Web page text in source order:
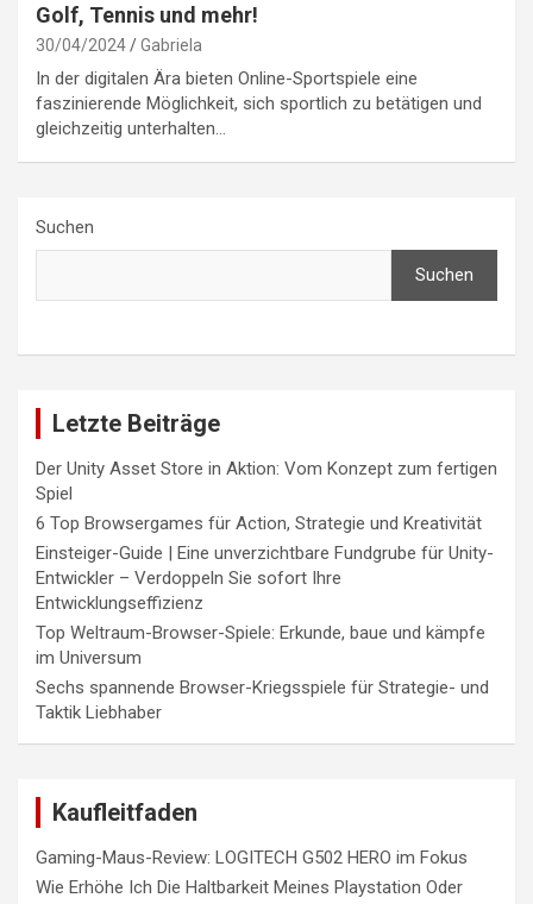
Golf, Tennis und mehr!
30/04/2024 Gabriela
In der digitalen Ära bieten Online-Sportspiele eine
faszinierende Möglichkeit, sich sportlich zu betätigen und
gleichzeitig unterhalten…
Suchen
Suchen
Letzte Beiträge
Der Unity Asset Store in Aktion: Vom Konzept zum fertigen
Spiel
6 Top Browsergames für Action, Strategie und Kreativität
Einsteiger-Guide | Eine unverzichtbare Fundgrube für Unity-
Entwickler – Verdoppeln Sie sofort Ihre
Entwicklungseffizienz
Top Weltraum-Browser-Spiele: Erkunde, baue und kämpfe
im Universum
Sechs spannende Browser-Kriegsspiele für Strategie- und
Taktik Liebhaber
Kaufleitfaden
Gaming-Maus-Review: LOGITECH G502 HERO im Fokus
Wie Erhöhe Ich Die Haltbarkeit Meines Playstation Oder